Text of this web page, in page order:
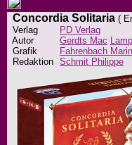
Concordia Solitaria (
Verlag
PD Verlag
Autor
Gerdts Mac
Grafik
Fahrenbach
Redaktion Schmit Philippe